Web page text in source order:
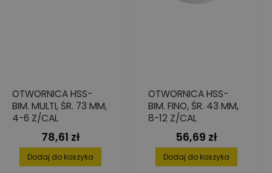
OTWORNICA HSS-
BIM. MULTI, ŚR. 73 MM,
4-6 Z/CAL
Cena
78,61 zł
Dodaj do koszyka
OTWORNICA HSS-
BIM. FINO, ŚR. 43 MM,
8-12 Z/CAL
Cena
56,69 zł
Dodaj do koszyka